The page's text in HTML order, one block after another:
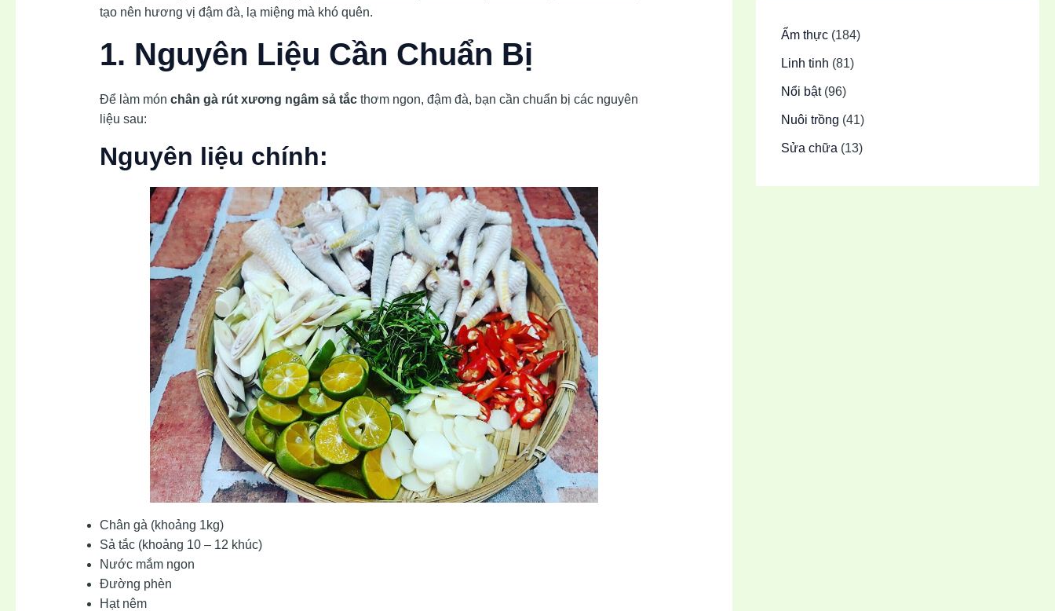
tạo nên hương vị đậm đà, lạ miệng mà khó quên.
1. Nguyên Liệu Cần Chuẩn Bị
Để làm món chân gà rút xương ngâm sả tắcthơm ngon, đậm đà, bạn cần chuẩn bị các nguyên
liệu sau:
Nguyên liệu chính:
Chân gà (khoảng 1kg)
Sả tắc (khoảng 10 – 12 khúc)
Nước mắm ngon
Đường phèn
Hạt nêm
Ẩm thực(184)
Linh tinh (81)
Nổi bật(96)
Nuôi trồng (41)
Sửa chữa (13)